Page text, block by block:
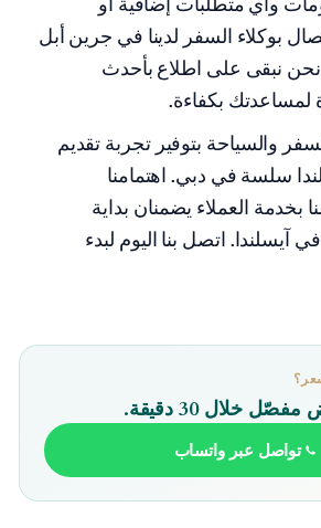
بوكلاء السفر لدينا في جرين أبل
نبقى على اطلاع بأحدث
لمساعدتك بكفاءة.
والسياحة بتوفير تجربة تقديم
سلسة في دبي. اهتمامنا
بخدمة العملاء يضمنان بداية
اتصل بنا اليوم لبدء
خلال 30 دقيقة.
تواصل عبر واتساب